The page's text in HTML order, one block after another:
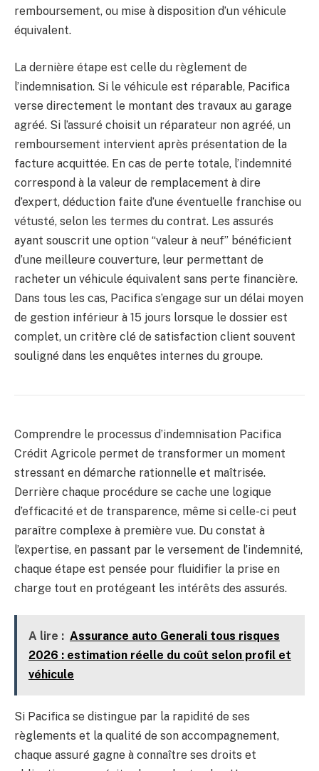
remboursement, ou mise à disposition d’un véhicule
équivalent.
La dernière étape est celle du règlement de
l’indemnisation. Si le véhicule est réparable, Pacifica
verse directement le montant des travaux au garage
agréé. Si l’assuré choisit un réparateur non agréé, un
remboursement intervient après présentation de la
facture acquittée. En cas de perte totale, l’indemnité
correspond à la valeur de remplacement à dire
d’expert, déduction faite d’une éventuelle franchise ou
vétusté, selon les termes du contrat. Les assurés
ayant souscrit une option “valeur à neuf” bénéficient
d’une meilleure couverture, leur permettant de
racheter un véhicule équivalent sans perte financière.
Dans tous les cas, Pacifica s’engage sur un délai moyen
de gestion inférieur à 15 jours lorsque le dossier est
complet, un critère clé de satisfaction client souvent
souligné dans les enquêtes internes du groupe.
Comprendre le processus d’indemnisation Pacifica
Crédit Agricole permet de transformer un moment
stressant en démarche rationnelle et maîtrisée.
Derrière chaque procédure se cache une logique
d’efficacité et de transparence, même si celle-ci peut
paraître complexe à première vue. Du constat à
l’expertise, en passant par le versement de l’indemnité,
chaque étape est pensée pour fluidifier la prise en
charge tout en protégeant les intérêts des assurés.
A lire : Assurance auto Generali tous risques
2026 : estimation réelle du coût selon profil et
véhicule
Si Pacifica se distingue par la rapidité de ses
règlements et la qualité de son accompagnement,
chaque assuré gagne à connaître ses droits et